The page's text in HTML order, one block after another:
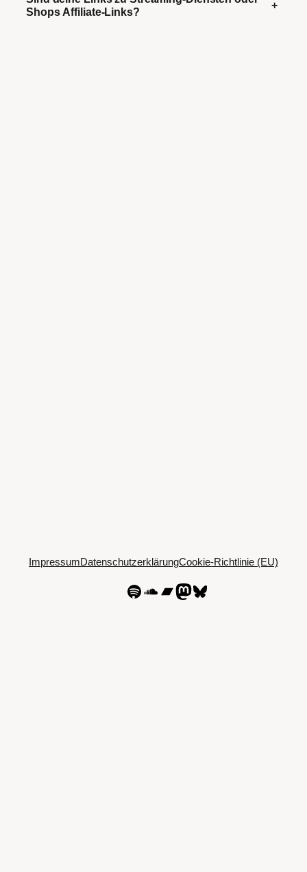
Shops Affiliate-Links?
+
ImpressumDatenschutzerklärungCookie-Richtlinie (EU)
SpotifySoundCloud
Bandcamp
Mastodon